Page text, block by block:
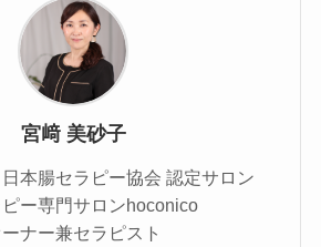
宮﨑 美砂子
本腸セラピー協会 認定サロン
ー専門サロンhoconico
ナー兼セラピスト